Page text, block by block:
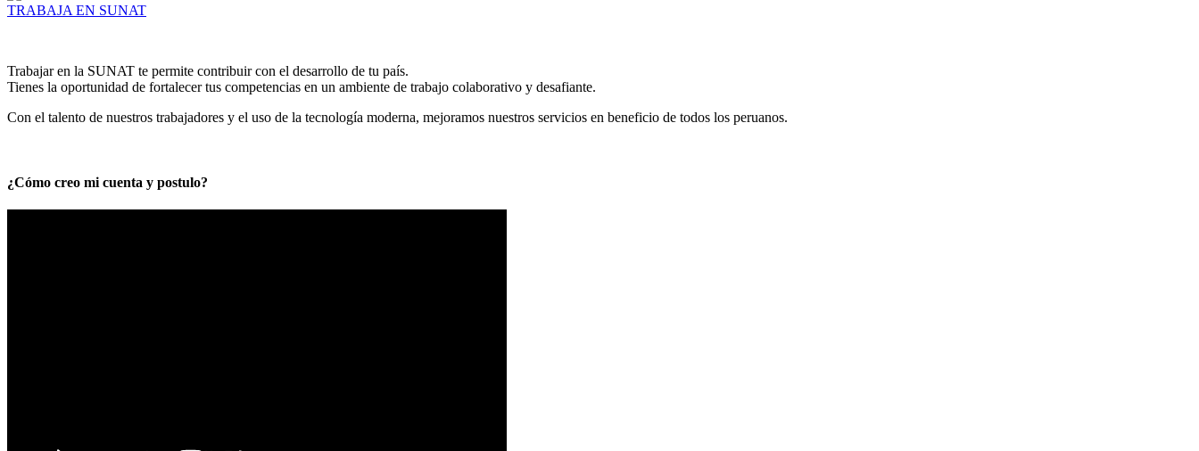
TRABAJA EN SUNAT
Trabajar en la SUNAT te permite contribuir con el desarrollo de tu país.
Tienes la oportunidad de fortalecer tus competencias en un ambiente de trabajo colaborativo y desafiante.
Con el talento de nuestros trabajadores y el uso de la tecnología moderna, mejoramos nuestros servicios en beneficio de todos los peruanos.
¿Cómo creo mi cuenta y postulo?